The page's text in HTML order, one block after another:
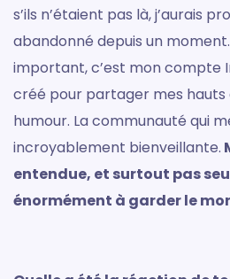
s’ils n’étaient pas là, j’aurais
abandonné depuis un
important, c’est mon compte
créé pour partager mes hauts
humour. La communauté qui
incroyablement bienveillante.
entendue, et surtout pas
énormément à garder le